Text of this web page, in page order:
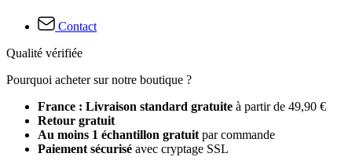
Contact
Qualité vérifiée
Pourquoi acheter sur notre boutique ?
France : Livraison standard gratuite à partir de 49,90 €
Retour gratuit
Au moins 1 échantillon gratuit par commande
Paiement sécurisé avec cryptage SSL